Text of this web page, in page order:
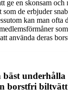
ge en skonsam
de erbjuder
kan man ofta
använda deras
underhålla
borstfri